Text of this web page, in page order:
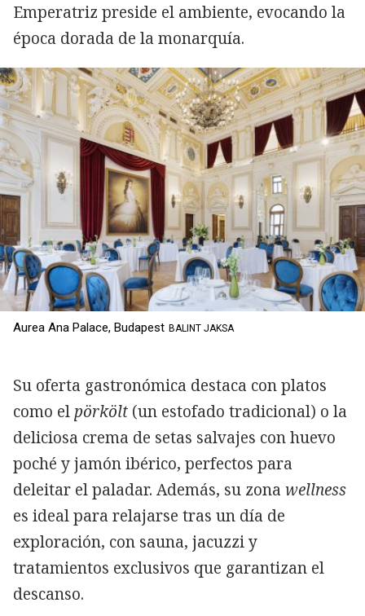
Emperatriz preside el ambiente, evocando la
época dorada de la monarquía.
Aurea Ana Palace, Budapest BALINT JAKSA
Su oferta gastronómica destaca con platos
como el pörkölt (un estofado tradicional) o la
deliciosa crema de setas salvajes con huevo
poché y jamón ibérico, perfectos para
deleitar el paladar. Además, su zona wellness
es ideal para relajarse tras un día de
exploración, con sauna, jacuzzi y
tratamientos exclusivos que garantizan el
descanso.